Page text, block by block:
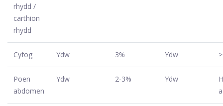
rhydd /
carthion
rhydd
Cyfog Ydw 3% Ydw
Poen
abdomen
Ydw 2-3% Ydw